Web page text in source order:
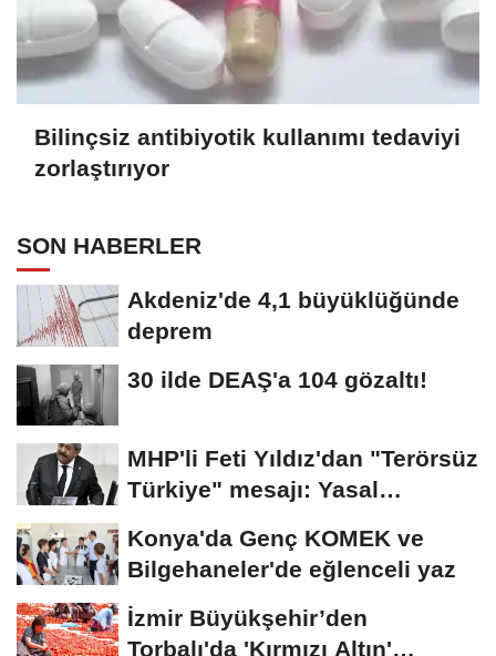
Bilinçsiz antibiyotik kullanımı tedaviyi
zorlaştırıyor
SON HABERLER
Akdeniz'de 4,1 büyüklüğünde
deprem
30 ilde DEAŞ'a 104 gözaltı!
MHP'li Feti Yıldız'dan "Terörsüz
Türkiye" mesajı: Yasal
Konya'da Genç KOMEK ve
Bilgehaneler'de eğlenceli yaz
İzmir Büyükşehir’den
Torbalı'da 'Kırmızı Altın'